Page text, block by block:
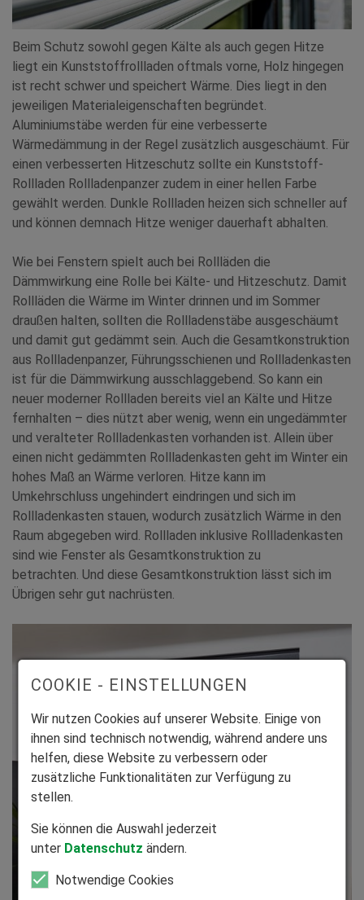
Beim Schutz sowohl gegen Kälte als auch gegen Hitze
liegt ein Kunststoffrollladen oftmals vorne, Holz hingegen
ist recht schwer und speichert Wärme. Dies liegt in den
jeweiligen Materialeigenschaften begründet.
Aluminiumstäbe werden für eine verbesserte
Wärmedämmung in der Regel zusätzlich ausgeschäumt. Für
einen verbesserten Hitzeschutz sollte ein Kunststoff-
Rollladen Rollladenpanzer zudem in einer hellen Farbe
gewählt werden. Dunkle Rollladen heizen sich schneller auf
und können demnach Hitze weniger dauerhaft abhalten.
Wie bei Fenstern spielt auch bei Rollläden die
Dämmwirkung eine Rolle bei Kälte- und Hitzeschutz. Damit
Rollläden die Wärme im Winter drinnen und im Sommer
draußen halten, sollten die Rollladenstäbe ausgeschäumt
und damit gut gedämmt sein. Auch die Gesamtkonstruktion
aus Rollladenpanzer, Führungsschienen und Rollladenkasten
ist für die Dämmwirkung ausschlaggebend. So kann ein
neuer moderner Rollladen bereits viel an Kälte und Hitze
fernhalten – dies nützt aber wenig, wenn ein ungedämmter
und veralteter Rollladenkasten vorhanden ist. Allein über
einen nicht gedämmten Rollladenkasten geht im Winter ein
hohes Maß an Wärme verloren. Hitze kann im
Umkehrschluss ungehindert eindringen und sich im
Rollladenkasten stauen, wodurch zusätzlich Wärme in den
Raum abgegeben wird. Rollladen inklusive Rollladenkasten
sind wie Fenster als Gesamtkonstruktion zu
betrachten. Und diese Gesamtkonstruktion lässt sich im
Übrigen sehr gut nachrüsten.
COOKIE - EINSTELLUNGEN
Wir nutzen Cookies auf unserer Website. Einige von
ihnen sind technisch notwendig, während andere uns
helfen, diese Website zu verbessern oder
zusätzliche Funktionalitäten zur Verfügung zu
stellen.
Sie können die Auswahl jederzeit
unter Datenschutz ändern.
Notwendige Cookies